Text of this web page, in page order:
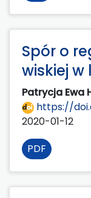
Spór o
wiskiej w
Patrycja Ewa
https://
2020-01-12
PDF